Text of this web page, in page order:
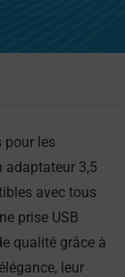
pour les
adaptateur 3,5
avec tous
prise USB
qualité grâce à
leur